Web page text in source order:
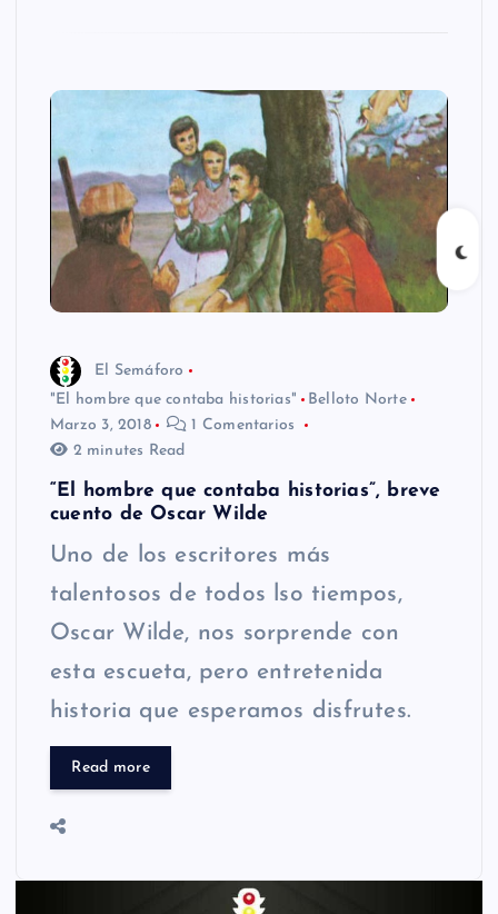
El Semáforo
"El hombre que contaba historias"
Belloto Norte
Marzo 3, 2018
1 Comentarios
2 minutes Read
“El hombre que contaba historias”, breve
cuento de Oscar Wilde
Uno de los escritores más
talentosos de todos lso tiempos,
Oscar Wilde, nos sorprende con
esta escueta, pero entretenida
historia que esperamos disfrutes.
Read more